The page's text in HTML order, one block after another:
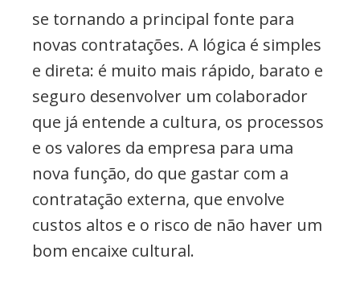
se tornando a principal fonte para
novas contratações. A lógica é simples
e direta: é muito mais rápido, barato e
seguro desenvolver um colaborador
que já entende a cultura, os processos
e os valores da empresa para uma
nova função, do que gastar com a
contratação externa, que envolve
custos altos e o risco de não haver um
bom encaixe cultural.